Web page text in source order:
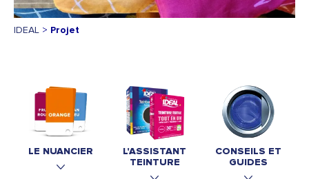
IDEAL > Projet
LE NUANCIER
L'ASSISTANT
TEINTURE
CONSEILS ET
GUIDES